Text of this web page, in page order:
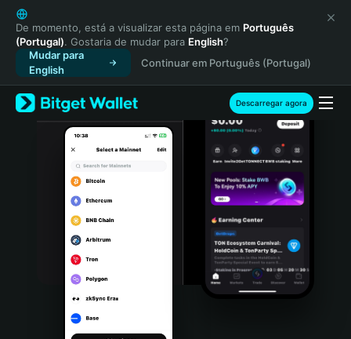
English
日本語
Tiếng Việt
Русский
Español (Latinoamérica)
Türkçe
Italiano
Português (Portugal)
Bahasa Indonesia
Português (Brasil)
De momento, está a visualizar esta página em Português
(Portugal). Gostaria de mudar para English?
Mudar para
English
Continuar em Português (Portugal)
Descarregar agora